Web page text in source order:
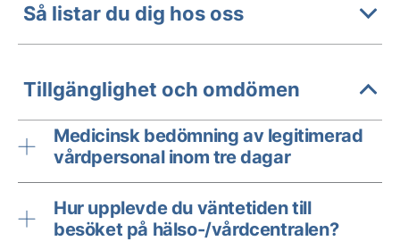
Så listar du dig hos oss
Tillgänglighet och omdömen
Medicinsk bedömning av legitimerad
vårdpersonal inom tre dagar
Hur upplevde du väntetiden till
besöket på hälso-/vårdcentralen?